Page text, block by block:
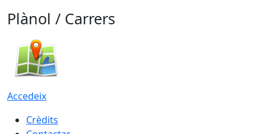
Plànol / Carrers
Accedeix
Crèdits